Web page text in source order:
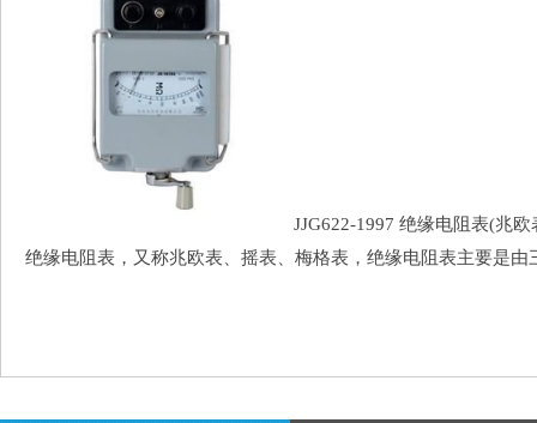
JJG622-1997 绝缘电阻表(兆
绝缘电阻表，又称兆欧表、摇表、梅格表，绝缘电阻表主要是